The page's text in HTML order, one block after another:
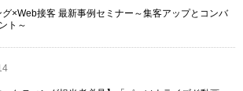
×Web接客 最新事例セミナー～集客アップとコンバ
ト～